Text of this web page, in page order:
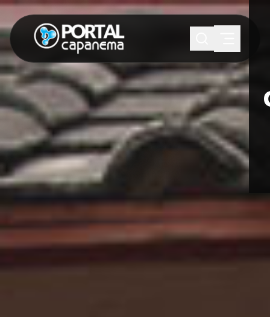
SUGESTÕES:
Eventos Notícias Esportes
Cultura